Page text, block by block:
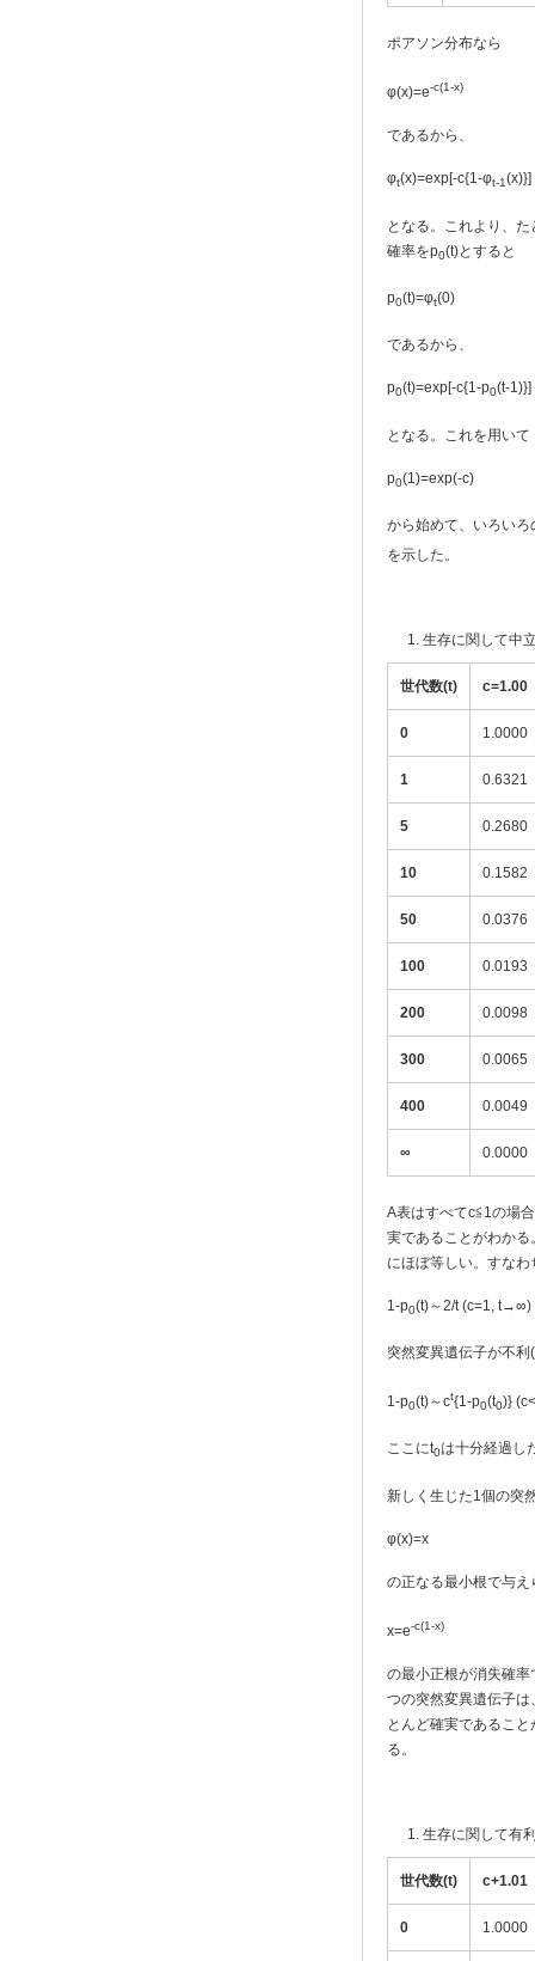
ポアソン分布なら
φ(x)=e-c(1-x)
であるから、
φt(x)=exp[-c{1-φt-1(x)}]
となる。これより、
確率をp0(t)とすると
p0(t)=φt(0)
であるから、
p0(t)=exp[-c{1-p0(t-1)}]
となる。これを用いて
p0(1)=exp(-c)
から始めて、いろい
を示した。
生存に関して中
世代数(t) c=1.00
0 1.0000
1 0.6321
5 0.2680
10 0.1582
50 0.0376
100 0.0193
200 0.0098
300 0.0065
400 0.0049
∞ 0.0000
A表はすべてc≦1の場
実であることがわか
にほぼ等しい。すなわ
1-p0(t)～2/t (c=1, t→∞)
突然変異遺伝子が不
1-p0(t)～ct{1-p0(t0)}
ここにt0は十分経過し
新しく生じた1個の突
φ(x)=x
の正なる最小根で与
x=e-c(1-x)
の最小正根が消失確
つの突然変異遺伝子
とんど確実であるこ
る。
生存に関して有
世代数(t) c+1.01
0 1.0000